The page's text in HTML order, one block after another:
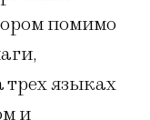
помимо
языках
и